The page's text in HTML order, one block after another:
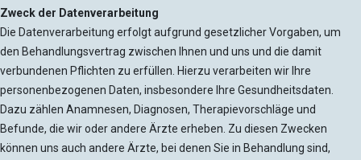
Zweck der Datenverarbeitung
Die Datenverarbeitung erfolgt aufgrund gesetzlicher Vorgaben, um
den Behandlungsvertrag zwischen Ihnen und uns und die damit
verbundenen Pflichten zu erfüllen. Hierzu verarbeiten wir Ihre
personenbezogenen Daten, insbesondere Ihre Gesundheitsdaten.
Dazu zählen Anamnesen, Diagnosen, Therapievorschläge und
Befunde, die wir oder andere Ärzte erheben. Zu diesen Zwecken
können uns auch andere Ärzte, bei denen Sie in Behandlung sind,